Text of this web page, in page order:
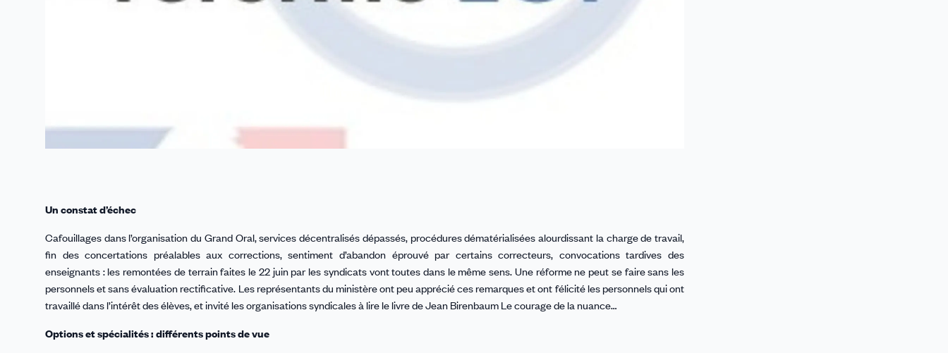
Un constat d’échec
Cafouillages dans l’organisation du Grand Oral, services décentralisés dépassés, procédures dématérialisées alourdissant la charge de travail,
fin des concertations préalables aux corrections, sentiment d’abandon éprouvé par certains correcteurs, convocations tardives des
enseignants : les remontées de terrain faites le 22 juin par les syndicats vont toutes dans le même sens. Une réforme ne peut se faire sans les
personnels et sans évaluation rectificative. Les représentants du ministère ont peu apprécié ces remarques et ont félicité les personnels qui ont
travaillé dans l’intérêt des élèves, et invité les organisations syndicales à lire le livre de Jean Birenbaum Le courage de la nuance…
Options et spécialités : différents points de vue